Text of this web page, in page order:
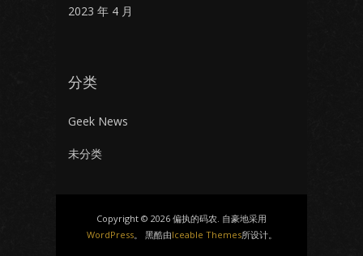
2023 年 4 月
分类
Geek News
未分类
Copyright © 2026 偏执的码农. 自豪地采用
WordPress。 黑酷由Iceable Themes所设计。